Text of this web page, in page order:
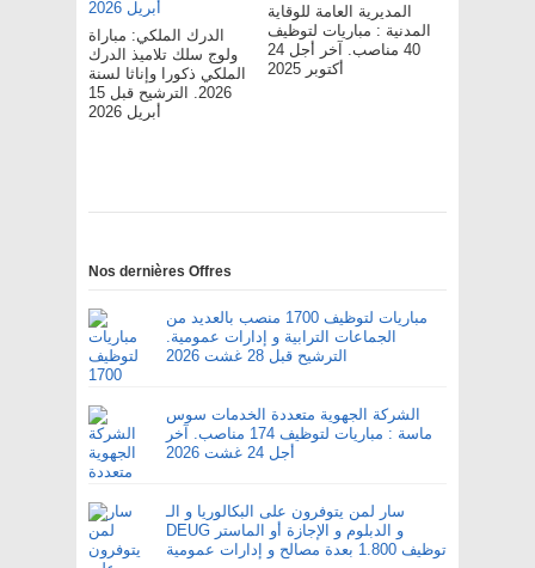
الدرك الملكي: مباراة
ولوج سلك تلاميذ الدرك
الملكي ذكورا وإناثا لسنة
2026. الترشيح قبل 15
أبريل 2026
المديرية العامة للوقاية
المدنية : مباريات لتوظيف
40 مناصب. آخر أجل 24
أكتوبر 2025
Nos dernières Offres
مباريات لتوظيف 1700 منصب بالعديد من
الجماعات الترابية و إدارات عمومية.
الترشيح قبل 28 غشت 2026
الشركة الجهوية متعددة الخدمات سوس
ماسة : مباريات لتوظيف 174 مناصب. آخر
أجل 24 غشت 2026
سار لمن يتوفرون على البكالوريا و الـ
DEUG و الدبلوم و الإجازة أو الماستر
توظيف 1.800 بعدة مصالح و إدارات عمومية